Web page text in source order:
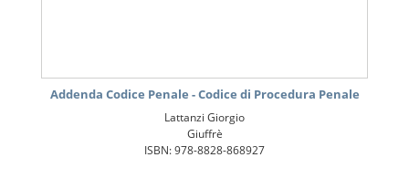
Addenda Codice Penale - Codice di Procedura Penale
Lattanzi Giorgio
Giuffrè
ISBN: 978-8828-868927